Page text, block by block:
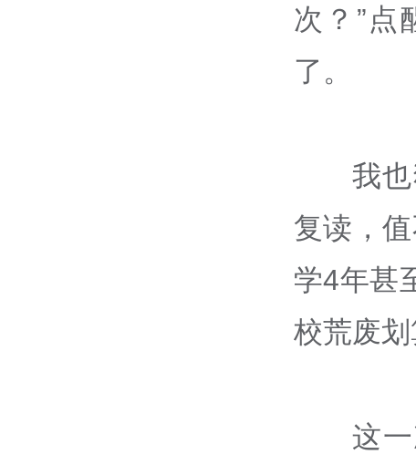
次？”点
了。
我
复读，
学4年甚
校荒废划
这